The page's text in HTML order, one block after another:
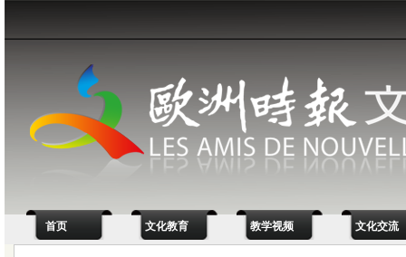
首页 文化教育 教学视频 文化交流